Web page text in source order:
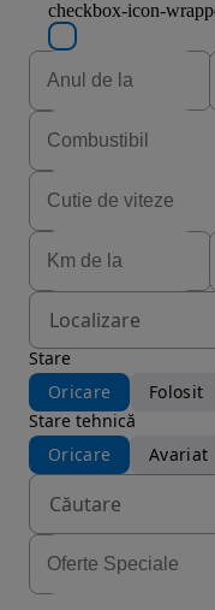
Localizare
Stare
Oricare
Folosit
Stare tehnică
Oricare
Avariat